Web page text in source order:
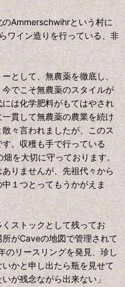
Ammerschwihrという村に
ワイン造りを行っている、非
として、無農薬を徹底し、
でこそ無農薬のスタイルが
は化学肥料がもてはやされ
貫して無農薬の農業を続け
々言われましたが、このス
。収穫も手で行っている
を大切に守っております。
りませんが、先祖代々から
１つとってもうかがえま
ストックとして残ってお
がCaveの地図で管理されて
のリースリングを発見、珍し
かと申し出たら瓶を見せて
が残念ながら出来ない」